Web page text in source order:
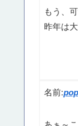
もう、
昨年は
名前: